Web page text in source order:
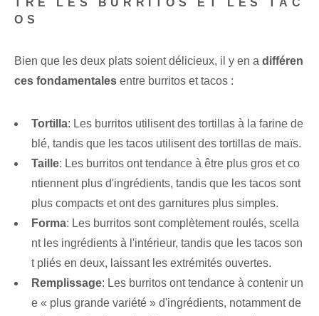
TRE LES BURRITOS ET LES TAC
OS
Bien que les deux plats soient délicieux, il y en a différen
ces fondamentales entre burritos et tacos :
Tortilla: Les burritos utilisent des tortillas à la farine de
blé, tandis que les tacos utilisent des tortillas de maïs.
Taille: Les burritos ont tendance à être plus gros et co
ntiennent plus d'ingrédients, tandis que les tacos sont
plus compacts et ont des garnitures plus simples.
Forma: Les burritos sont complètement roulés, scella
nt les ingrédients à l'intérieur, tandis que les tacos son
t pliés en deux, laissant les extrémités ouvertes.
Remplissage: Les burritos ont tendance à contenir un
e « plus grande variété » d'ingrédients, notamment de